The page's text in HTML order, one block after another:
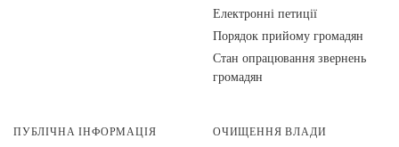
Електронні петиції
Порядок прийому громадян
Стан опрацювання звернень
громадян
ПУБЛІЧНА ІНФОРМАЦІЯ ОЧИЩЕННЯ ВЛАДИ